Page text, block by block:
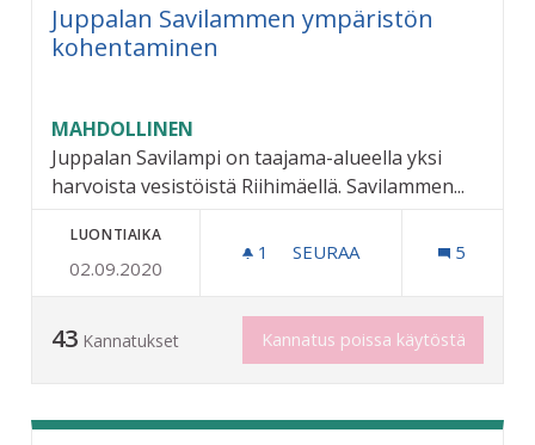
Juppalan Savilammen ympäristön
kohentaminen
MAHDOLLINEN
Juppalan Savilampi on taajama-alueella yksi
harvoista vesistöistä Riihimäellä. Savilammen...
LUONTIAIKA
02.09.2020
1 1 SEURAAJA
SEURAA 5
43 Kannatukset Kannatus poissa käytöstä